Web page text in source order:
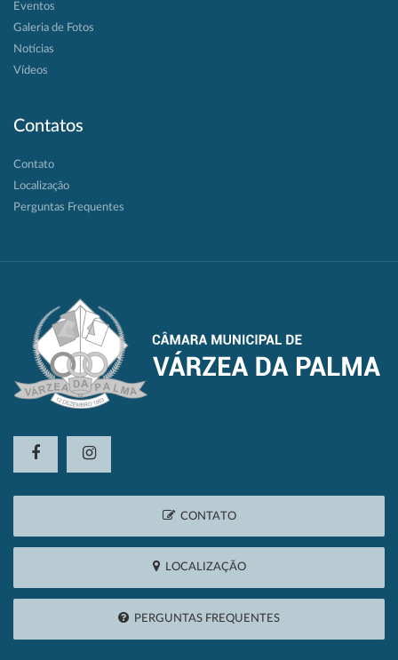
Eventos
Galeria de Fotos
Notícias
Vídeos
Contatos
Contato
Localização
Perguntas Frequentes
CONTATO
LOCALIZAÇÃO
PERGUNTAS FREQUENTES